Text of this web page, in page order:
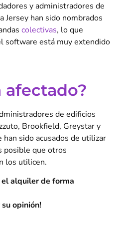
y administradores de
Jersey han sido nombrados
colectivas, lo que
software está muy extendido
afectado?
de edificios
Brookfield, Greystar y
han sido acusados de utilizar
posible que otros
los utilicen.
alquiler de forma
opinión!